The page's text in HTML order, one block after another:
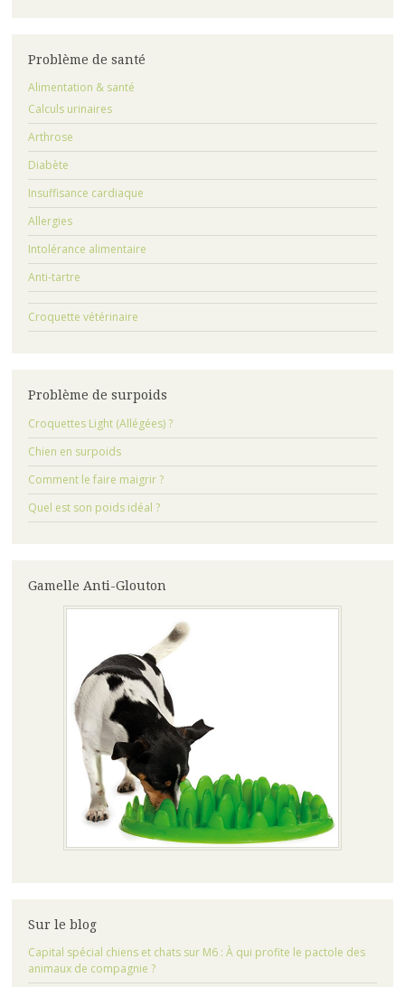
Problème de santé
Alimentation & santé
Calculs urinaires
Arthrose
Diabète
Insuffisance cardiaque
Allergies
Intolérance alimentaire
Anti-tartre
Croquette vétérinaire
Problème de surpoids
Croquettes Light (Allégées) ?
Chien en surpoids
Comment le faire maigrir ?
Quel est son poids idéal ?
Gamelle Anti-Glouton
Sur le blog
Capital spécial chiens et chats sur M6 : À qui profite le pactole des
animaux de compagnie ?